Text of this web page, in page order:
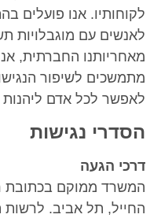
אנו פועלים בהתאם לחוק
החברתית, אנו
לשיפור הנגישות באתר
אדם ליהנות
נגישות
אביב. לרשות המבקרים